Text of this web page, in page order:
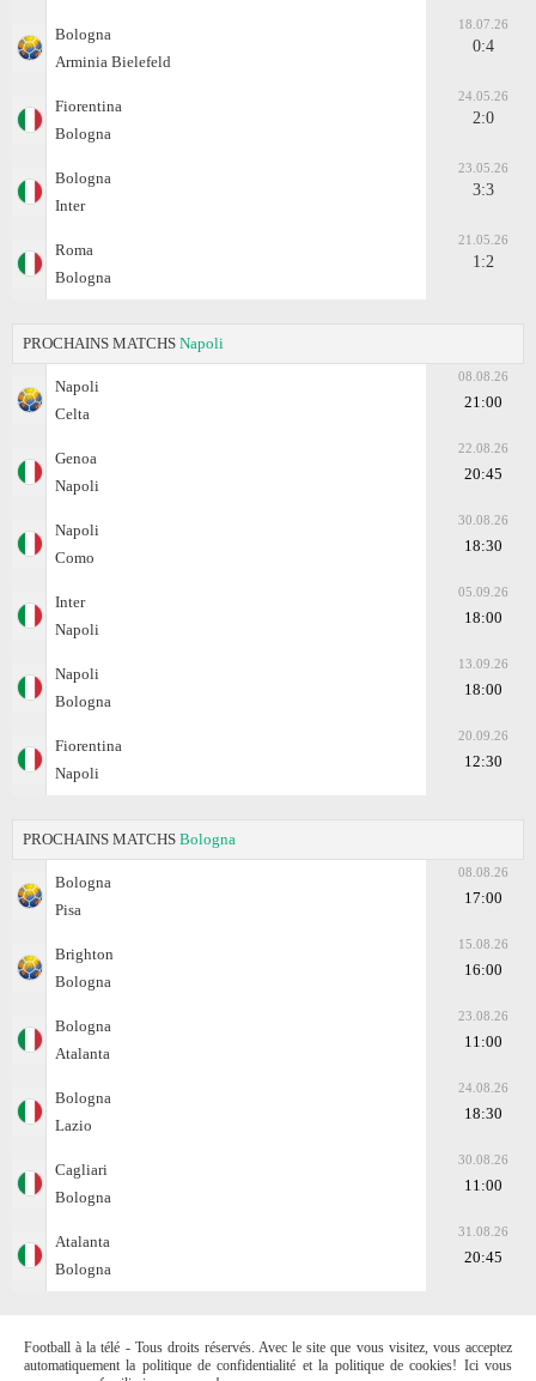
Bologna
Arminia Bielefeld
18.07.26
0:4
Fiorentina
Bologna
24.05.26
2:0
Bologna
Inter
23.05.26
3:3
Roma
Bologna
21.05.26
1:2
PROCHAINS MATCHS Napoli
Napoli
Celta
08.08.26
21:00
Genoa
Napoli
22.08.26
20:45
Napoli
Como
30.08.26
18:30
Inter
Napoli
05.09.26
18:00
Napoli
Bologna
13.09.26
18:00
Fiorentina
Napoli
20.09.26
12:30
PROCHAINS MATCHS Bologna
Bologna
Pisa
08.08.26
17:00
Brighton
Bologna
15.08.26
16:00
Bologna
Atalanta
23.08.26
11:00
Bologna
Lazio
24.08.26
18:30
Cagliari
Bologna
30.08.26
11:00
Atalanta
Bologna
31.08.26
20:45
Football à la télé - Tous droits réservés. Avec le site que vous visitez, vous acceptez
automatiquement la politique de confidentialité et la politique de cookies! Ici vous